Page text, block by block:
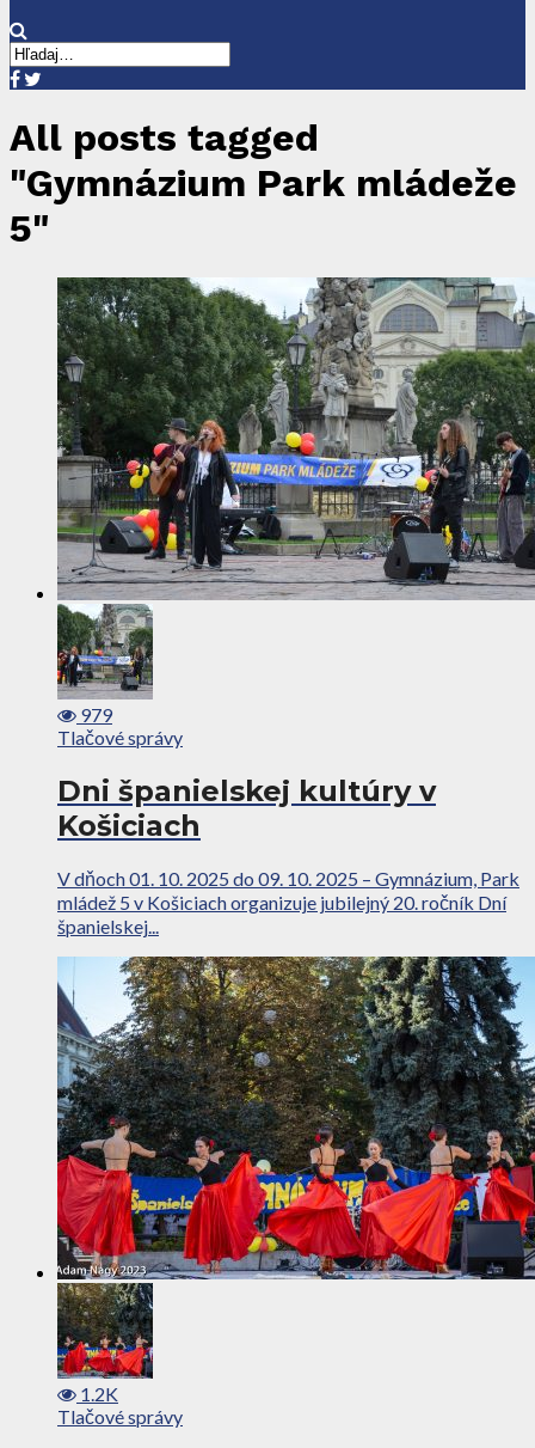
All posts tagged
"Gymnázium Park mládeže
5"
979
Tlačové správy
Dni španielskej kultúry v
Košiciach
V dňoch 01. 10. 2025 do 09. 10. 2025 – Gymnázium, Park
mládež 5 v Košiciach organizuje jubilejný 20. ročník Dní
španielskej...
1.2K
Tlačové správy